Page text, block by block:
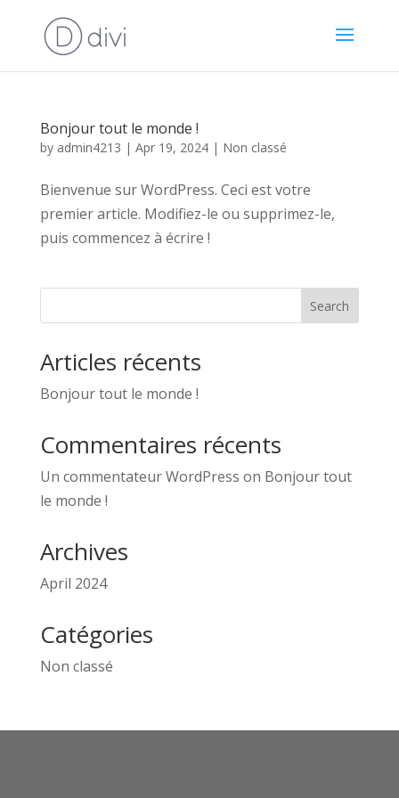
Bonjour tout le monde !
by admin4213 | Apr 19, 2024| Non classé
Bienvenue sur WordPress. Ceci est votre
premier article. Modifiez-le ou supprimez-le,
puis commencez à écrire !
Search
Articles récents
Bonjour tout le monde !
Commentaires récents
Un commentateur WordPress on Bonjour tout
le monde !
Archives
April 2024
Catégories
Non classé